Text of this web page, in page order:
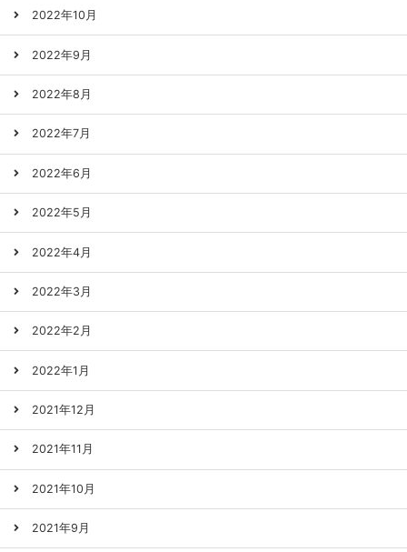
2022年10月
2022年9月
2022年8月
2022年7月
2022年6月
2022年5月
2022年4月
2022年3月
2022年2月
2022年1月
2021年12月
2021年11月
2021年10月
2021年9月